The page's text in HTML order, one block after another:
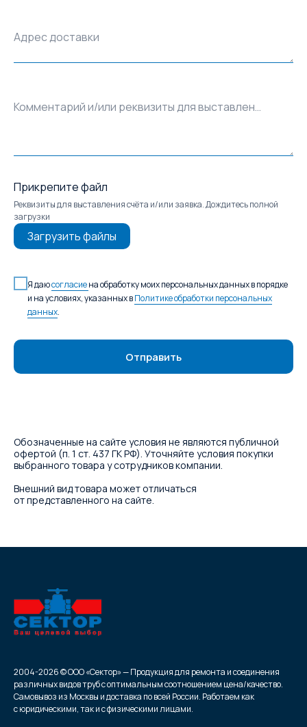
Адрес доставки
Комментарий и/или реквизиты для выставления счёта
Прикрепите файл
Реквизиты для выставления счёта и/или заявка. Дождитесь полной
загрузки
Загрузить файлы
Я даюсогласиена обработку моих персональных данных в порядке
и на условиях, указанных вПолитике обработки персональных
данных.
Отправить
Обозначенные на сайте условия не являются публичной
офертой (п. 1 ст. 437 ГК РФ). Уточняйте условия покупки
выбранного товара у сотрудников компании.
Внешний вид товара может отличаться
от представленного на сайте.
2004-2026 © ООО «Сектор» — Продукция для ремонта и соединения
различных видов труб с оптимальным соотношением цена/качество.
Самовывоз из Москвы и доставка по всей России. Работаем как
с юридическими, так и с физическими лицами.